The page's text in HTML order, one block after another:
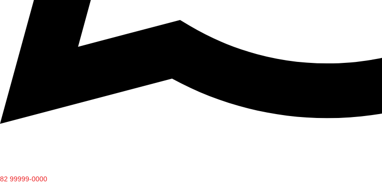
82 99999-0000